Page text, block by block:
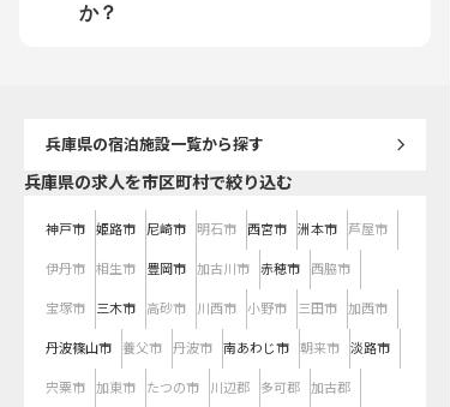
か？
兵庫県の宿泊施設一覧から探す
兵庫県の求人を市区町村で絞り込む
神戸市 姫路市 尼崎市 明石市 西宮市 洲本市 芦屋市
伊丹市 相生市 豊岡市 加古川市 赤穂市 西脇市
宝塚市 三木市 高砂市 川西市 小野市 三田市 加西市
丹波篠山市 養父市 丹波市 南あわじ市 朝来市 淡路市
宍粟市 加東市 たつの市 川辺郡 多可郡 加古郡